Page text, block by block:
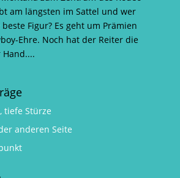
am längsten im Sattel und wer
Figur? Es geht um Prämien
Ehre. Noch hat der Reiter die
tiefe Stürze
anderen Seite